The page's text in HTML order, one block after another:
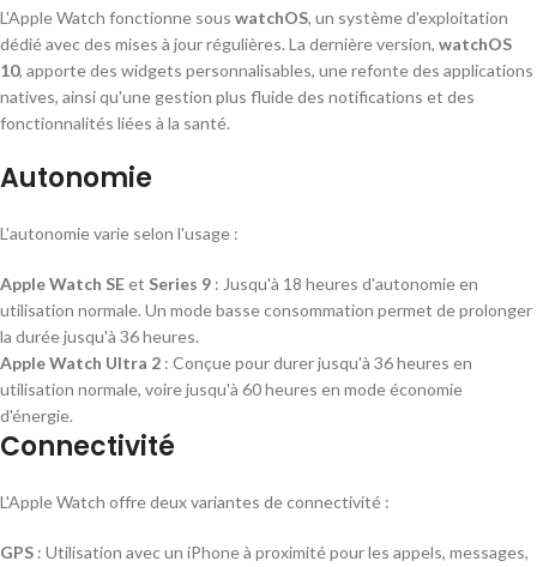
L'Apple Watch fonctionne sous watchOS, un système d'exploitation
dédié avec des mises à jour régulières. La dernière version, watchOS
10, apporte des widgets personnalisables, une refonte des applications
natives, ainsi qu'une gestion plus fluide des notifications et des
fonctionnalités liées à la santé.
Autonomie
L'autonomie varie selon l'usage :
Apple Watch SEet Series 9 : Jusqu'à 18 heures d'autonomie en
utilisation normale. Un mode basse consommation permet de prolonger
la durée jusqu'à 36 heures.
Apple Watch Ultra 2 : Conçue pour durer jusqu'à 36 heures en
utilisation normale, voire jusqu'à 60 heures en mode économie
d'énergie.
Connectivité
L'Apple Watch offre deux variantes de connectivité :
GPS : Utilisation avec un iPhone à proximité pour les appels, messages,